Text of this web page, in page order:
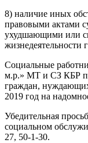
8) наличие иных
правовыми актами
ухудшающими или
жизнедеятельности
Социальные
м.р.» МТ и СЗ КБР
граждан,
2019 год на
Убедительная
социальном
27, 50-1-30.